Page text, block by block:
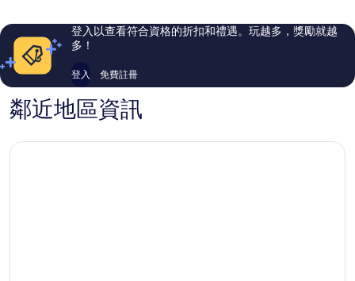
則
評
則
評
登入以查看符合資格的折扣和禮遇。玩越多，獎勵就越
多！
登入 免費註冊
鄰近地區資訊